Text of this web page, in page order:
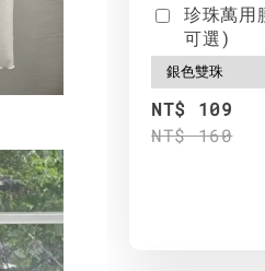
珍珠萬
可選)
NT$ 109
NT$ 160